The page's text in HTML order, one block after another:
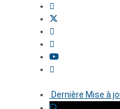
Dernière Mise à